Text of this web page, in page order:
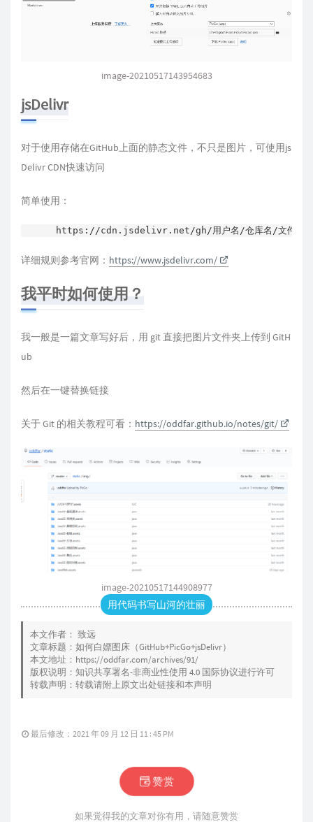
image-20210517143954683
jsDelivr
对于使用存储在GitHub上面的静态文件，不只是图片，可使用js
Delivr CDN快速访问
简单使用：
https://cdn.jsdelivr.net/gh/用户名/仓库名/文件路
详细规则参考官网： https://www.jsdelivr.com/
我平时如何使用？
我一般是一篇文章写好后，用 git 直接把图片文件夹上传到 GitH
ub
然后在一键替换链接
关于 Git 的相关教程可看： https://oddfar.github.io/notes/git/
image-20210517144908977
用代码书写山河的壮丽
本文作者： 致远
文章标题： 如何白嫖图床（GitHub+PicGo+jsDelivr）
本文地址： https://oddfar.com/archives/91/
版权说明：知识共享署名-非商业性使用 4.0 国际协议进行许可
转载声明：转载请附上原文出处链接和本声明
最后修改：2021 年 09 月 12 日 11 : 45 PM
赞赏
如果觉得我的文章对你有用，请随意赞赏